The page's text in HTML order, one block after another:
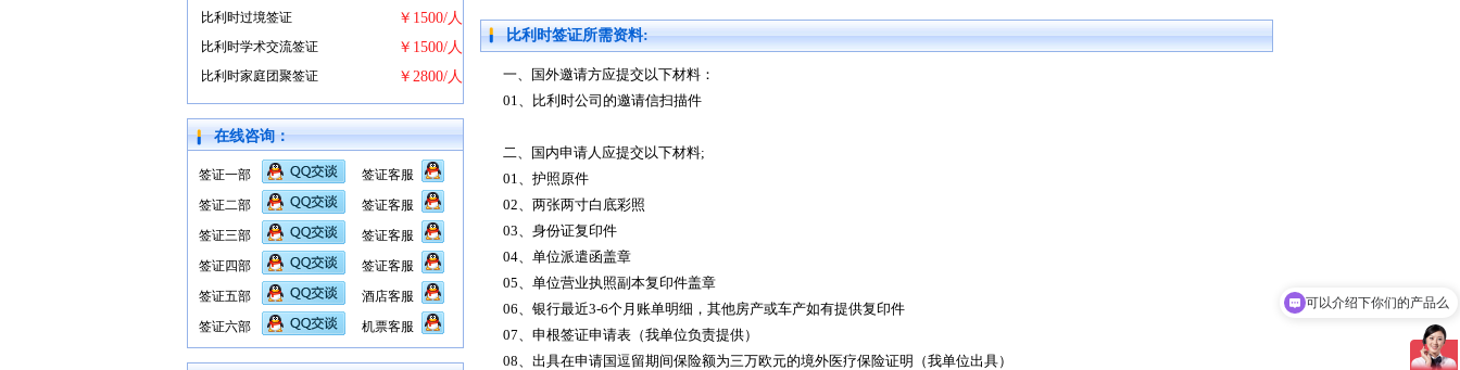
比利时过境签证 ￥1500/人
比利时学术交流签证 ￥1500/人
比利时家庭团聚签证 ￥2800/人
在线咨询：
签证一部
签证二部
签证三部
签证四部
签证五部
签证六部
签证客服
签证客服
签证客服
签证客服
酒店客服
机票客服
比利时签证所需资料:
一、国外邀请方应提交以下材料：
01、比利时公司的邀请信扫描件
二、国内申请人应提交以下材料;
01、护照原件
02、两张两寸白底彩照
03、身份证复印件
04、单位派遣函盖章
05、单位营业执照副本复印件盖章
06、银行最近3-6个月账单明细，其他房产或车产如有提供复印件
07、申根签证申请表（我单位负责提供）
08、出具在申请国逗留期间保险额为三万欧元的境外医疗保险证明（我单位出具）
可以介绍下你们的产品么